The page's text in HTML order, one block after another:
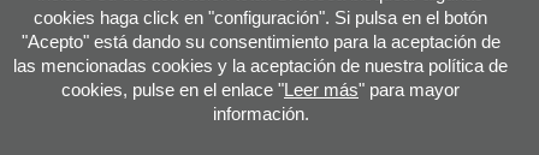
cookies haga click en "configuración". Si pulsa en el botón
"Acepto" está dando su consentimiento para la aceptación de
las mencionadas cookies y la aceptación de nuestra política de
cookies, pulse en el enlace "Leer más" para mayor
información.